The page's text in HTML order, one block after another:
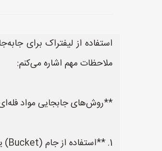
استفاده از لیفتراک برای
ملاحظات مهم اشاره می‌کنم:
**روش‌های جابجایی مواد فله‌ای
1. **استفاده از جام (Bucket) یا بیل:**